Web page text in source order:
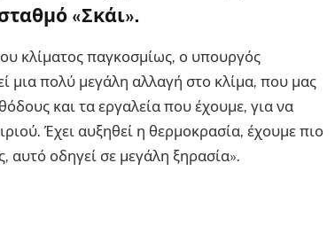
«Σκάι».
κλίματος παγκοσμίως, ο υπουργός
μια πολύ μεγάλη αλλαγή στο κλίμα, που μας
και τα εργαλεία που έχουμε, για να
Έχει αυξηθεί η θερμοκρασία, έχουμε πιο
αυτό οδηγεί σε μεγάλη ξηρασία».